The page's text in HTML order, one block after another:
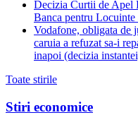
Decizia Curtii de Apel
Banca pentru
Vodafone, obligata de
caruia a refuzat sa-i
inapoi (decizia
Toate stirile
Stiri economice